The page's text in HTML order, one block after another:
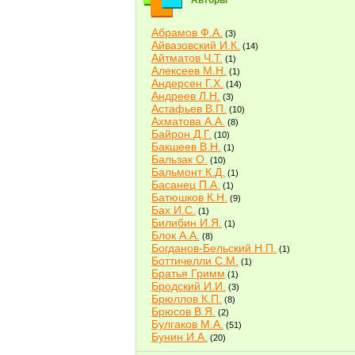
Абрамов Ф.А. (3)
Айвазовский И.К. (14)
Айтматов Ч.Т. (1)
Алексеев М.Н. (1)
Андерсен Г.Х. (14)
Андреев Л.Н. (3)
Астафьев В.П. (10)
Ахматова А.А. (8)
Байрон Д.Г. (10)
Бакшеев В.Н. (1)
Бальзак О. (10)
Бальмонт К.Д. (1)
Басанец П.А. (1)
Батюшков К.Н. (9)
Бах И.С. (1)
Билибин И.Я. (1)
Блок А.А. (8)
Богданов-Бельский Н.П. (1)
Боттичелли С.М. (1)
Братья Гримм (1)
Бродский И.И. (3)
Брюллов К.П. (8)
Брюсов В.Я. (2)
Булгаков М.А. (51)
Бунин И.А. (20)
Быков В.В.(2)